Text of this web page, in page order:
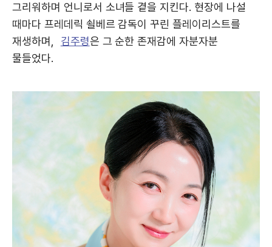
그리워하며 언니로서 소녀들 곁을 지킨다. 현장에 나설
때마다 프레데릭 쇨베르 감독이 꾸린 플레이리스트를
재생하며,
김주령은 그 순한 존재감에 자분자분
물들었다.